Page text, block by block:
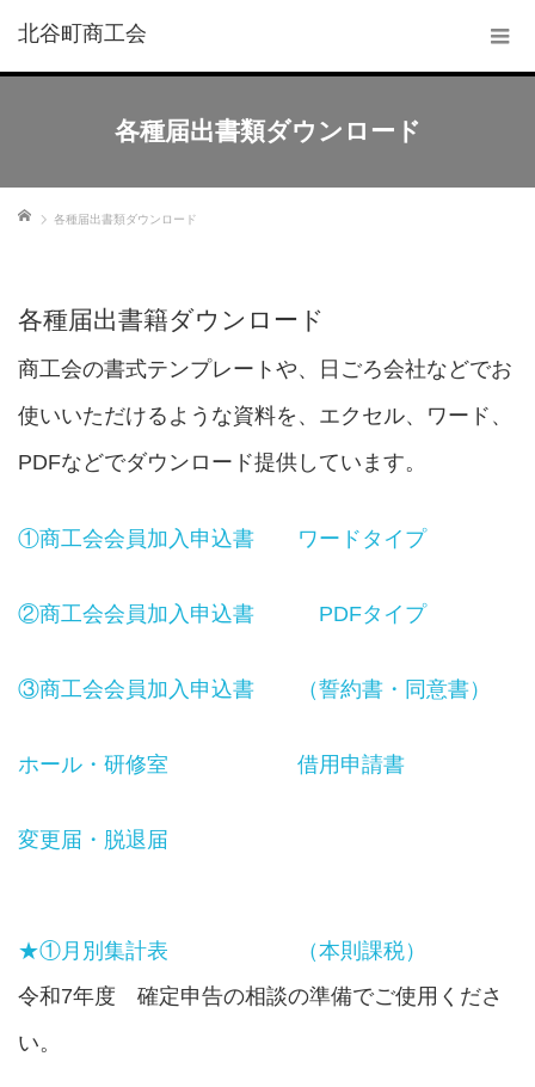
北谷町商工会
各種届出書類ダウンロード
ホーム 各種届出書類ダウンロード
各種届出書籍ダウンロード
商工会の書式テンプレートや、日ごろ会社などでお
使いいただけるような資料を、エクセル、ワード、
PDFなどでダウンロード提供しています。
①商工会会員加入申込書 ワードタイプ
②商工会会員加入申込書 PDFタイプ
③商工会会員加入申込書 （誓約書・同意書）
ホール・研修室 借用申請書
変更届・脱退届
★①月別集計表 （本則課税）
令和7年度 確定申告の相談の準備でご使用くださ
い。